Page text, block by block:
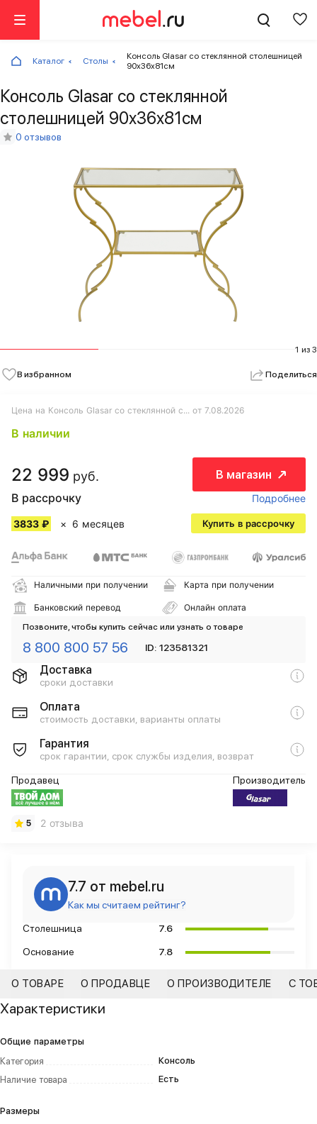
Каталог Столы
Консоль Glasar со стеклянной столешницей
90x36x81см
Консоль Glasar со стеклянной
столешницей 90x36x81см
0 отзывов
1 из 3
В избранном Поделиться
Цена на Консоль Glasar со стеклянной с... от 7.08.2026
В наличии
22 999 руб. В магазин
В рассрочку Подробнее
3833 ₽ 6 месяцев Купить в рассрочку
Наличными при получении Карта при получении
Банковский перевод Онлайн оплата
Позвоните, чтобы купить сейчас или узнать о товаре
8 800 800 57 56 ID: 123581321
Доставка
сроки доставки
Оплата
стоимость доставки, варианты оплаты
Гарантия
срок гарантии, срок службы изделия, возврат
Продавец
5 2 отзыва
Производитель
7.7 от mebel.ru
Как мы считаем рейтинг?
Столешница 7.6
Основание 7.8
О ТОВАРЕ О ПРОДАВЦЕ О ПРОИЗВОДИТЕЛЕ С
Характеристики
Общие параметры
Категория
Консоль
Наличие товара
Есть
Размеры